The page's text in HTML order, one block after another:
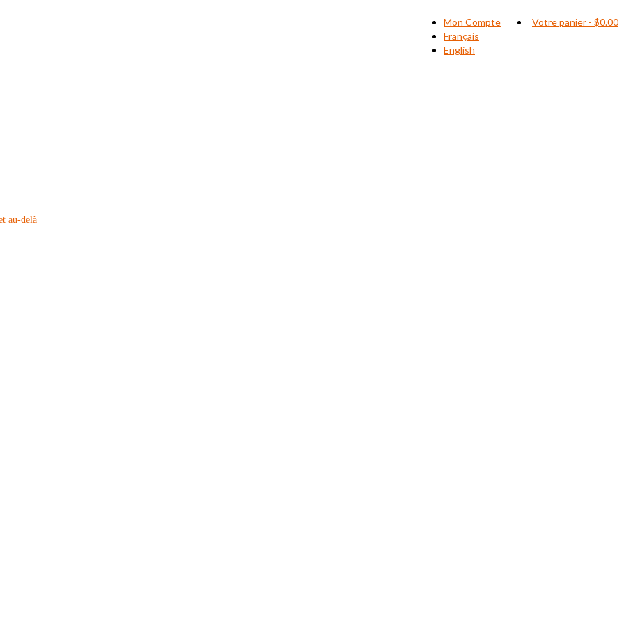
Mon Compte
Français
English
Votre panier - $0.00